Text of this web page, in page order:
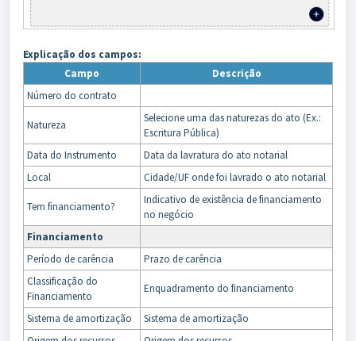
Explicação dos campos:
Campo
Descrição
Número do contrato
Natureza
Selecione uma das naturezas do ato (Ex.:
Escritura Pública)
Data do Instrumento
Data da lavratura do ato notarial
Local
Cidade/UF onde foi lavrado o ato notarial
Tem financiamento?
Indicativo de existência de financiamento
no negócio
Financiamento
Período de carência
Prazo de carência
Classificação do
Financiamento
Enquadramento do financiamento
Sistema de amortização
Sistema de amortização